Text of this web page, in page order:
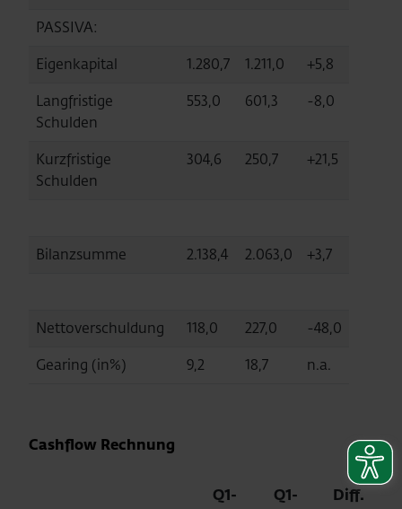
PASSIVA:
Eigenkapital
1.280,7 1.211,0
+5,8
Langfristige
Schulden
553,0 601,3 -8,0
Kurzfristige
Schulden
304,6 250,7 +21,5
Bilanzsumme 2.138,4 2.063,0 +3,7
Nettoverschuldung 118,0 227,0
-48,0
Gearing (in%)
9,2 18,7 n.a.
Cashflow Rechnung
Q1-
Q1-
Diff.